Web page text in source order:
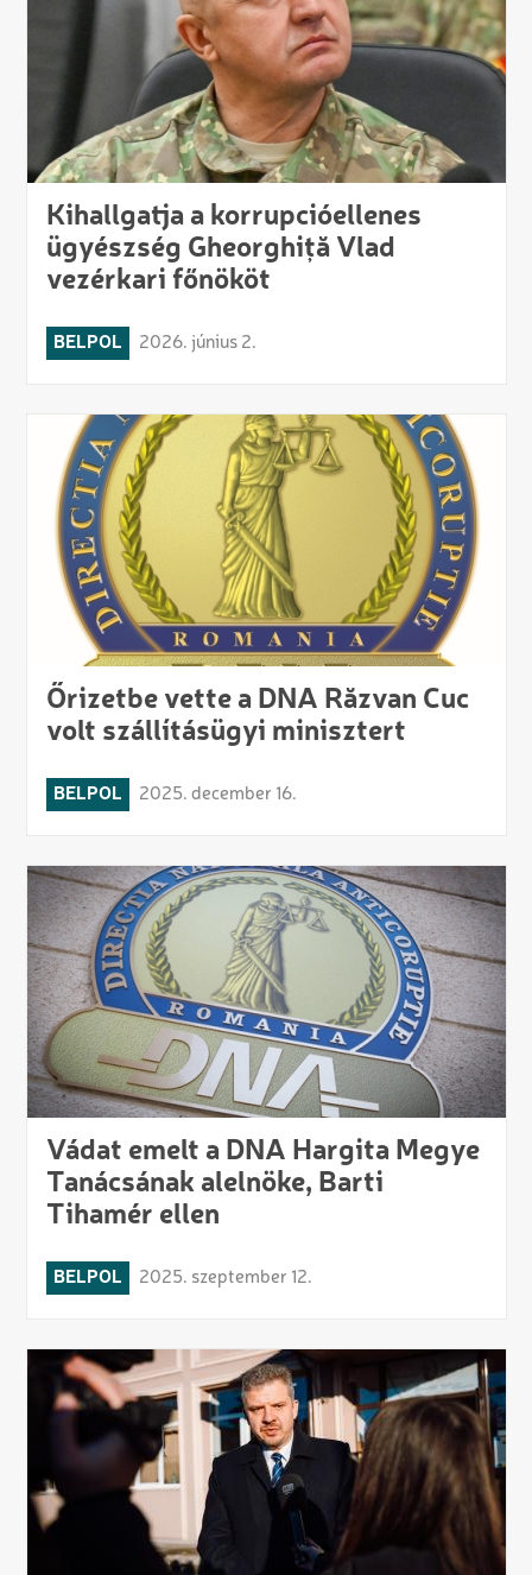
Kihallgatja a korrupcióellenes
ügyészség Gheorghiță Vlad
vezérkari főnököt
BELPOL 2026. június 2.
Őrizetbe vette a DNA Răzvan Cuc
volt szállításügyi minisztert
BELPOL 2025. december 16.
Vádat emelt a DNA Hargita Megye
Tanácsának alelnöke, Barti
Tihamér ellen
BELPOL 2025. szeptember 12.